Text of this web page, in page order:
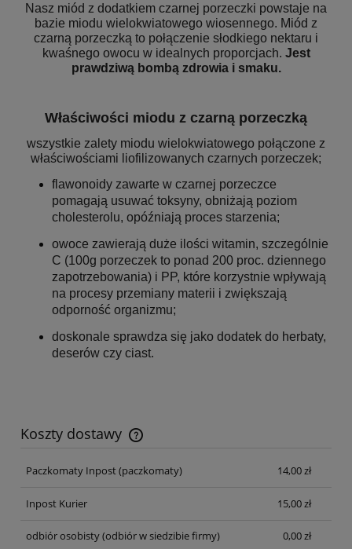
Nasz miód z dodatkiem czarnej porzeczki powstaje na
bazie miodu wielokwiatowego wiosennego. Miód z
czarną porzeczką to połączenie słodkiego nektaru i
kwaśnego owocu w idealnych proporcjach. Jest
prawdziwą bombą zdrowia i smaku.
Właściwości miodu z czarną porzeczką
wszystkie zalety miodu wielokwiatowego połączone z
właściwościami liofilizowanych czarnych porzeczek;
flawonoidy zawarte w czarnej porzeczce
pomagają usuwać toksyny, obniżają poziom
cholesterolu, opóźniają proces starzenia;
owoce zawierają duże ilości witamin, szczególnie
C (100g porzeczek to ponad 200 proc. dziennego
zapotrzebowania) i PP, które korzystnie wpływają
na procesy przemiany materii i zwiększają
odporność organizmu;
doskonale sprawdza się jako dodatek do herbaty,
deserów czy ciast.
Koszty dostawy
Cena nie zawiera ewentualnych kosztów płatności
Paczkomaty Inpost(paczkomaty) 14,00 zł
Inpost Kurier 15,00 zł
odbiór osobisty(odbiór w siedzibie firmy) 0,00 zł